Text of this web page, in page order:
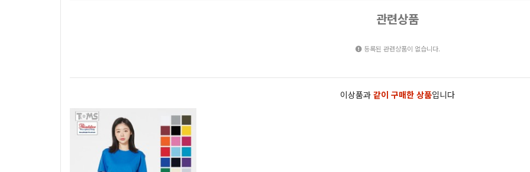
관련상품
등록된 관련상품이 없습니다.
이상품과 같이 구매한 상품입니다